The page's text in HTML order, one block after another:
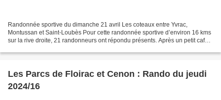
Randonnée sportive du dimanche 21 avril Les coteaux entre Yvrac,
Montussan et Saint-Loubès Pour cette randonnée sportive d’environ 16 kms
sur la rive droite, 21 randonneurs ont répondu présents. Après un petit café
Les Parcs de Floirac et Cenon : Rando du jeudi
2024/16